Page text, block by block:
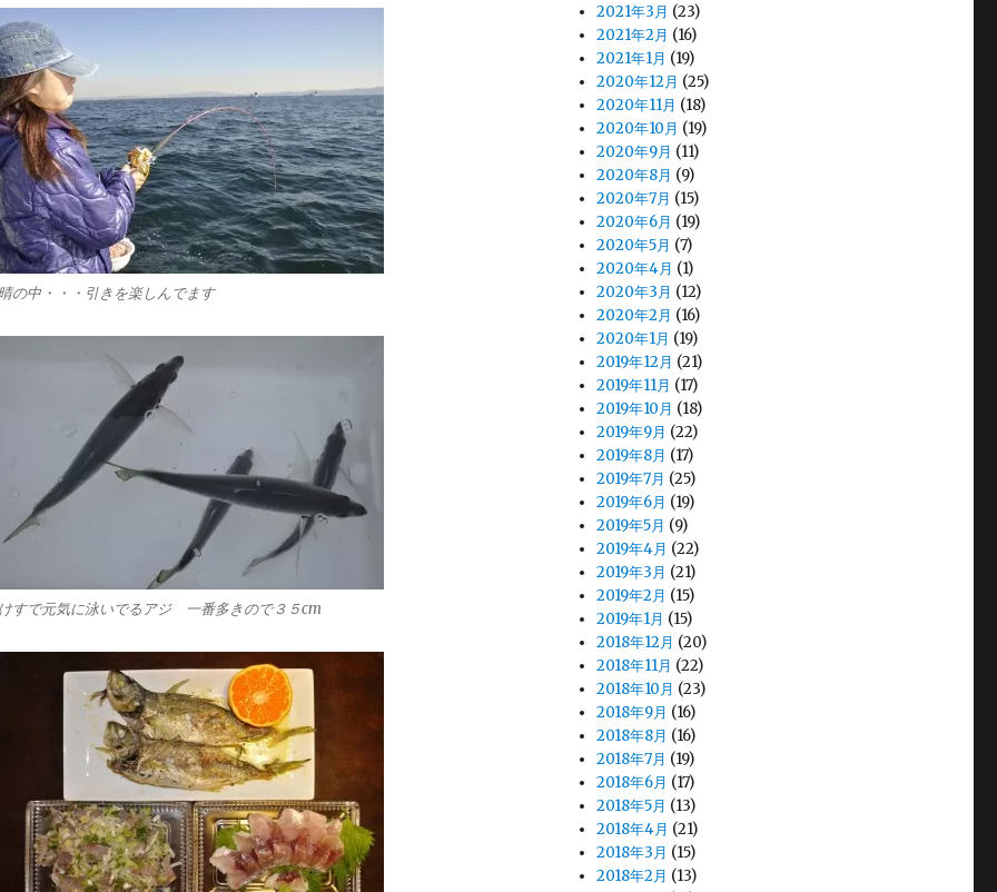
の中・・・引きを楽しんでます
すで元気に泳いでるアジ 一番多きので３５cm
2021年3月 (23)
2021年2月 (16)
2021年1月 (19)
2020年12月 (25)
2020年11月 (18)
2020年10月 (19)
2020年9月 (11)
2020年8月 (9)
2020年7月 (15)
2020年6月 (19)
2020年5月 (7)
2020年4月 (1)
2020年3月 (12)
2020年2月 (16)
2020年1月 (19)
2019年12月 (21)
2019年11月 (17)
2019年10月 (18)
2019年9月 (22)
2019年8月 (17)
2019年7月 (25)
2019年6月 (19)
2019年5月 (9)
2019年4月 (22)
2019年3月 (21)
2019年2月 (15)
2019年1月 (15)
2018年12月 (20)
2018年11月 (22)
2018年10月 (23)
2018年9月 (16)
2018年8月 (16)
2018年7月 (19)
2018年6月 (17)
2018年5月 (13)
2018年4月 (21)
2018年3月 (15)
2018年2月 (13)